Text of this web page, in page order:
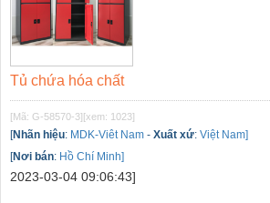
Tủ chứa hóa chất
[Mã: G-58570-3][xem: 1023]
[Nhãn hiệu: MDK-Viêt Nam - Xuất xứ: Việt Nam]
[Nơi bán: Hồ Chí Minh]
2023-03-04 09:06:43]